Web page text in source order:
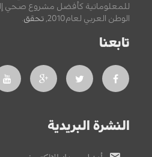
للمعلوماتية كأفضل مشروع صحي
الوطن العربي لعام2010,
تحقق.
تابعنا
النشرة البريدية